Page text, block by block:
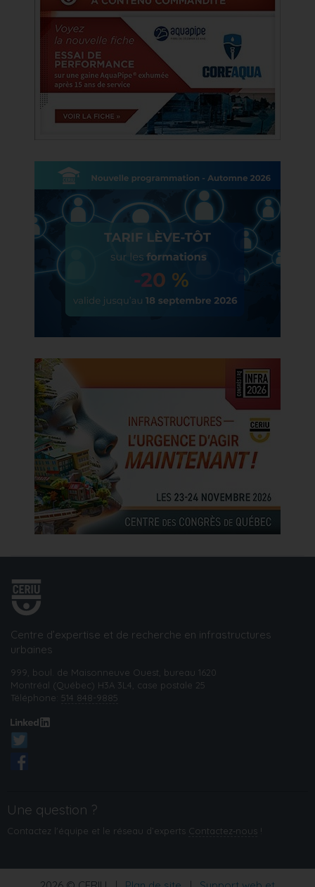
Centre d’expertise et de recherche en infrastructures
urbaines
999, boul. de Maisonneuve Ouest, bureau 1620
Montréal (Québec) H3A 3L4, case postale 25
Téléphone: 514 848-9885
Une question ?
Contactez l'équipe et le réseau d’experts Contactez‑nous !